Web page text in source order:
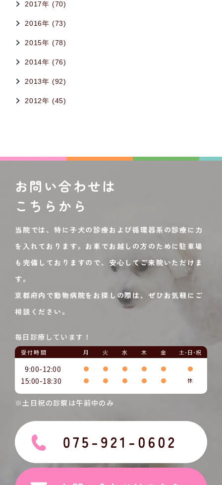
2017年 (70)
2016年 (73)
2015年 (78)
2014年 (76)
2013年 (92)
2012年 (45)
お問い合わせは
こちらから
当院では、特に子犬の診療および循環器系の診療に力
を入れております。お車でお越しの方のために駐車場
も完備しておりますので、安心してご来院いただけま
す。
京都府内で動物病院をお探しの際は、ぜひお気軽にご
相談ください。
毎日診療しています！
受付時間 月 火 水 木 金 土･日･祝
9:00-12:00 ● ● ● ● ● ●
15:00-18:30 ● ● ● ● ● 休
※土日祝の診察は午前中のみ